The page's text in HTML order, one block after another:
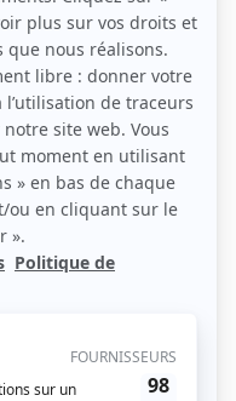
y aura une offre promo
VOUS
violoniste italien
Baroque vous
comme vous ne
de Ravenne,
pour sa